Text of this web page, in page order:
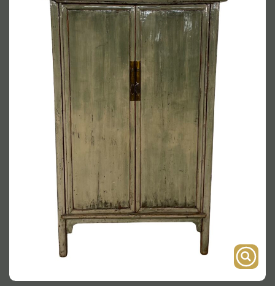
Wandtafel
Bijzettafel
Tafelblad
Onderstel
Tafel overig
Alle kasten